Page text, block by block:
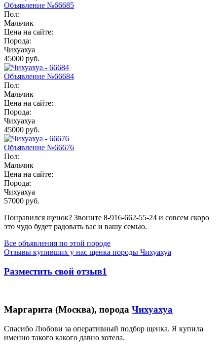
Объявление №66685
Пол:
Мальчик
Цена на сайте:
Порода:
Чихуахуа
45000 руб.
Объявление №66684
Пол:
Мальчик
Цена на сайте:
Порода:
Чихуахуа
45000 руб.
Объявление №66676
Пол:
Мальчик
Цена на сайте:
Порода:
Чихуахуа
57000 руб.
Понравился щенок? Звоните 8-916-662-55-24 и совсем скоро
это чудо будет радовать вас и вашу семью.
Все объявления по этой породе
Отзывы купивших у нас щенка породы Чихуахуа
Разместить свой отзыв1
Маргарита (Москва), порода Чихуахуа
Спасибо Любови за оперативный подбор щенка. Я купила
именно такого какого давно хотела.